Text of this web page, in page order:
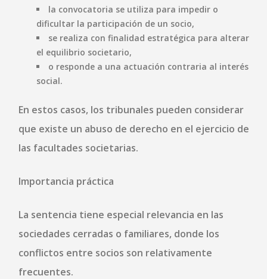
la convocatoria se utiliza para impedir o
dificultar la participación de un socio,
se realiza con finalidad estratégica para alterar
el equilibrio societario,
o responde a una actuación contraria al interés
social.
En estos casos, los tribunales pueden considerar
que existe un abuso de derecho en el ejercicio de
las facultades societarias.
Importancia práctica
La sentencia tiene especial relevancia en las
sociedades cerradas o familiares, donde los
conflictos entre socios son relativamente
frecuentes.